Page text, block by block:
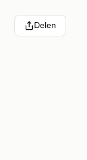
Delen